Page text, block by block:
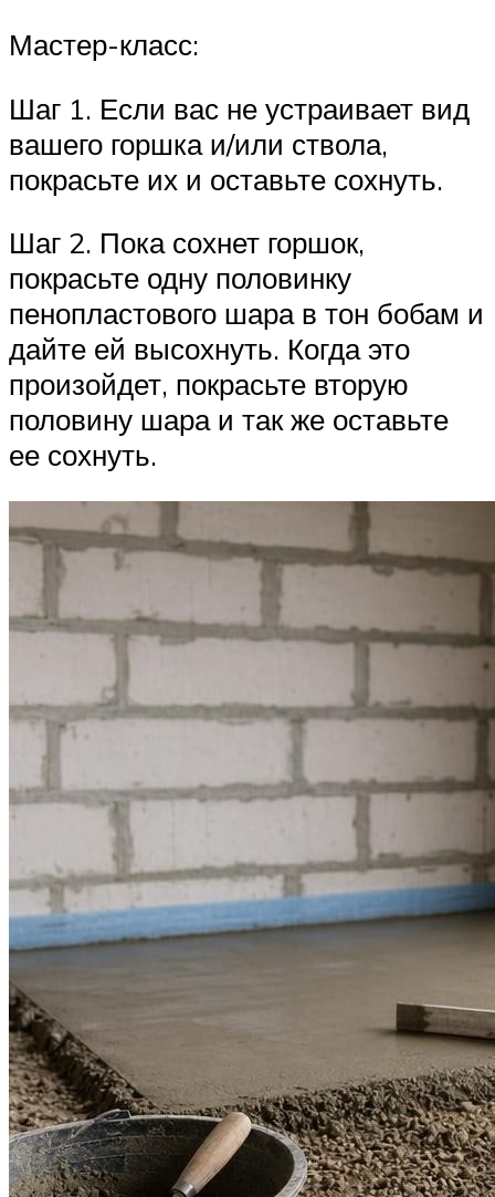
Мастер-класс:
Шаг 1. Если вас не устраивает вид
вашего горшка и/или ствола,
покрасьте их и оставьте сохнуть.
Шаг 2. Пока сохнет горшок,
покрасьте одну половинку
пенопластового шара в тон бобам и
дайте ей высохнуть. Когда это
произойдет, покрасьте вторую
половину шара и так же оставьте
ее сохнуть.